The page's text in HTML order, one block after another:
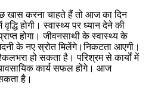
करना चाहते हैं तो आज का दिन
होगी। स्वास्थ्य पर ध्यान देने की
होगा। जीवनसाथी के स्वास्थ्य के
के नए स्रोत मिलेंगे।निकटता आएगी।
हो सकता है। परिश्रम से कार्यों में
कार्य सफल होंगे। आज
है।